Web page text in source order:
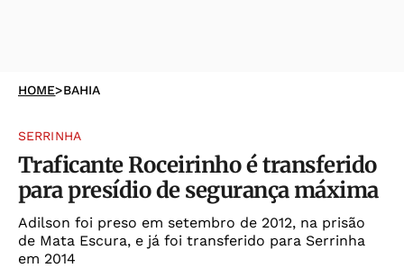
HOME>BAHIA
SERRINHA
Traficante Roceirinho é transferido
para presídio de segurança máxima
Adilson foi preso em setembro de 2012, na prisão
de Mata Escura, e já foi transferido para Serrinha
em 2014